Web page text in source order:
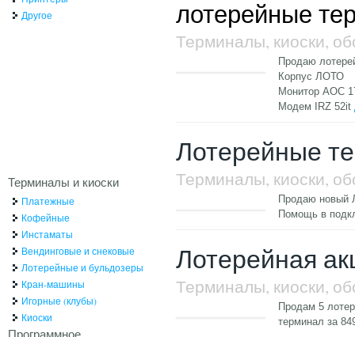
лотерейные
Терминалы, киоски,
Продаю
Корпус ЛОТО
Монитор АОС
Модем IRZ 52it
Лотерейные
Терминалы, киоски,
Продаю новый
Помощь в
Лотерейная
Терминалы, киоски,
Продам 5
терминал за
Другое
Терминалы и киоски
Платежные
Кофейные
Инстаматы
Вендинговые и снековые
Лотерейные и бульдозеры
Кран-машины
Игорные (клубы)
Киоски
Программное